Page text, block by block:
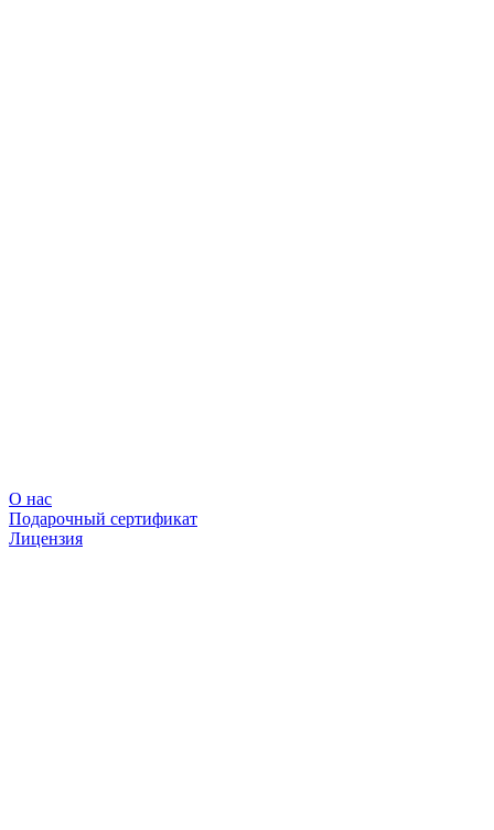
О нас
Подарочный сертификат
Лицензия